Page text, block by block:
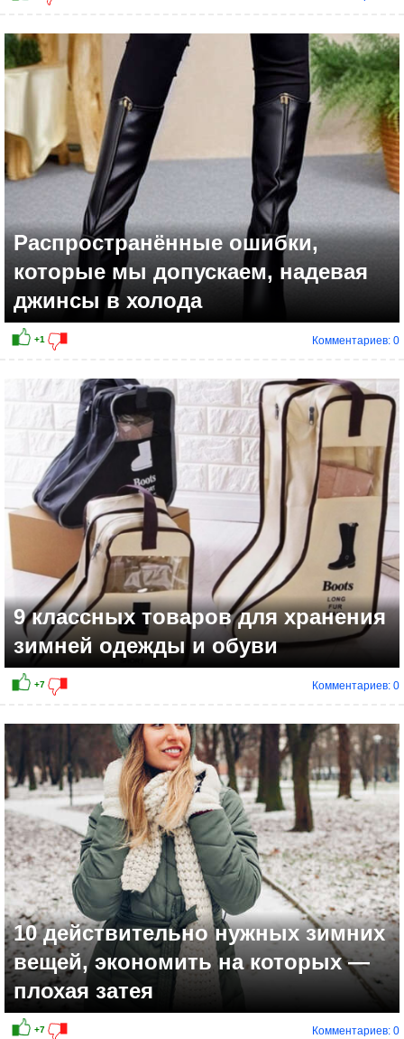
+4
Распространённые ошибки,
которые мы допускаем, надевая
джинсы в холода
Комментариев: 0
9 классных товаров для хранения
зимней одежды и обуви
Комментариев: 0
10 действительно нужных зимних
вещей, экономить на которых —
плохая затея
Комментариев: 0